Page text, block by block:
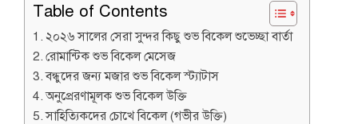
Table of Contents
২০২৬ সালের সেরা সুন্দর কিছু শুভ বিকেল শুভেচ্ছা বার্তা
রোমান্টিক শুভ বিকেল মেসেজ
বন্ধুদের জন্য মজার শুভ বিকেল স্ট্যাটাস
অনুপ্রেরণামূলক শুভ বিকেল উক্তি
সাহিত্যিকদের চোখে বিকেল (গভীর উক্তি)